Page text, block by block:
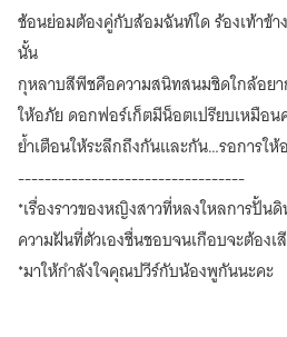
ช้อนย่อมต้องคู่กับส้อมฉันท์ใด ร้องเท้าข้
นั้น
กุหลาบสีพีชคือความสนิทสนมชิดใกล้อย
ให้อภัย ดอกฟอร์เก็ตมีน็อตเปรียบเหมือ
ย้ำเตือนให้ระลึกถึงกันและกัน…รอการให้
----------------------------------
*เรื่องราวของหญิงสาวที่หลงใหลการปั้น
ความฝันที่ตัวเองชื่นชอบจนเกือบจะต้องเ
*มาให้กำลังใจคุณปวีร์กับน้องพูกันนะคะ